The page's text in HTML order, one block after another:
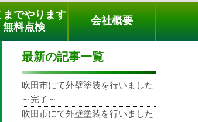
時～18時まで受付中]
までやります
無料点検
会社概要
最新の記事一覧
吹田市にて外壁塗装を行いました
～完了～
吹田市にて外壁塗装を行いました